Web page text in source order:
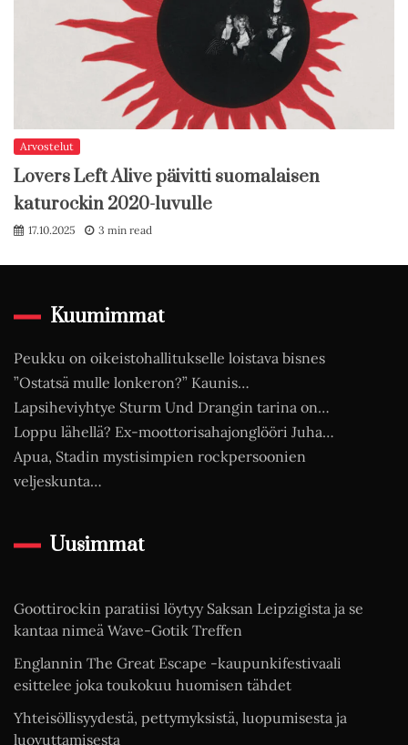
Arvostelut
Lovers Left Alive päivitti suomalaisen
katurockin 2020-luvulle
17.10.2025 3 min read
Kuumimmat
Peukku on oikeistohallitukselle loistava bisnes
”Ostatsä mulle lonkeron?” Kaunis…
Lapsiheviyhtye Sturm Und Drangin tarina on…
Loppu lähellä? Ex-moottorisahajonglööri Juha…
Apua, Stadin mystisimpien rockpersoonien
veljeskunta…
Uusimmat
Goottirockin paratiisi löytyy Saksan Leipzigista ja se
kantaa nimeä Wave-Gotik Treffen
Englannin The Great Escape -kaupunkifestivaali
esittelee joka toukokuu huomisen tähdet
Yhteisöllisyydestä, pettymyksistä, luopumisesta ja
luovuttamisesta